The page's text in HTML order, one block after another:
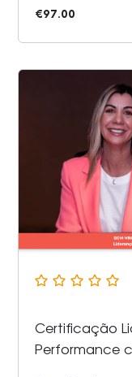
€97.00
Certificação